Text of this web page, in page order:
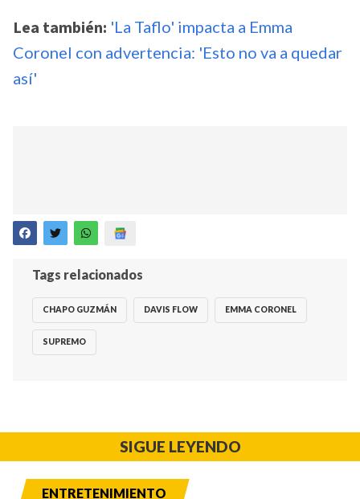
Lea también: 'La Taflo' impacta a Emma
Coronel con advertencia: 'Esto no va a quedar
así'
Tags relacionados
CHAPO GUZMÁN DAVIS FLOW EMMA CORONEL
SUPREMO
SIGUE LEYENDO
ENTRETENIMIENTO